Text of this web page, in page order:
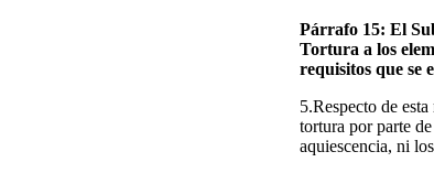
Párrafo 15: El
Tortura a los
requisitos que se
5.Respecto de
tortura por parte
aquiescencia, ni